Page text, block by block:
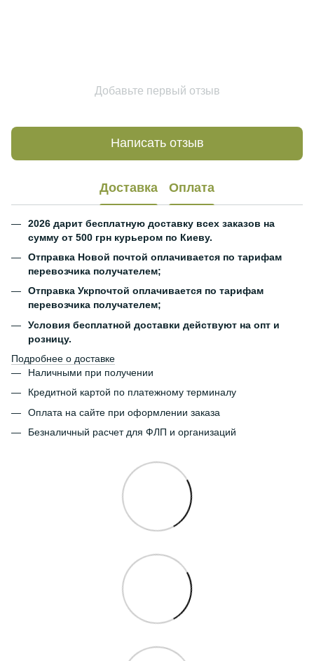
Добавьте первый отзыв
Написать отзыв
Доставка Оплата
2026 дарит бесплатную доставку всех заказов на
сумму от 500 грн курьером по Киеву.
Отправка Новой почтой оплачивается по тарифам
перевозчика получателем;
Отправка Укрпочтой оплачивается по тарифам
перевозчика получателем;
Условия бесплатной доставки действуют на опт и
розницу.
Подробнее о доставке
Наличными при получении
Кредитной картой по платежному терминалу
Оплата на сайте при оформлении заказа
Безналичный расчет для ФЛП и организаций